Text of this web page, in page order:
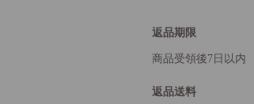
返品期限
商品受領後7日以内
返品送料